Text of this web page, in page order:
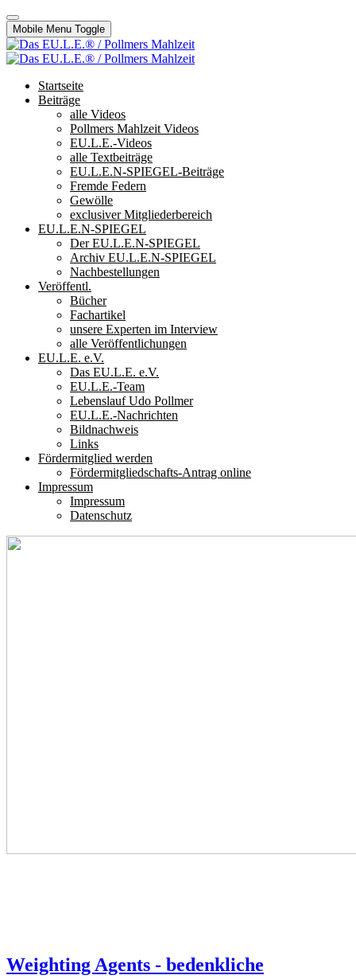
Mobile Menu Toggle
Startseite
Beiträge
alle Videos
Pollmers Mahlzeit Videos
EU.L.E.-Videos
alle Textbeiträge
EU.L.E.N-SPIEGEL-Beiträge
Fremde Federn
Gewölle
exclusiver Mitgliederbereich
EU.L.E.N-SPIEGEL
Der EU.L.E.N-SPIEGEL
Archiv EU.L.E.N-SPIEGEL
Nachbestellungen
Veröffentl.
Bücher
Fachartikel
unsere Experten im Interview
alle Veröffentlichungen
EU.L.E. e.V.
Das EU.L.E. e.V.
EU.L.E.-Team
Lebenslauf Udo Pollmer
EU.L.E.-Nachrichten
Bildnachweis
Links
Fördermitglied werden
Fördermitgliedschafts-Antrag online
Impressum
Impressum
Datenschutz
Weighting Agents - bedenkliche